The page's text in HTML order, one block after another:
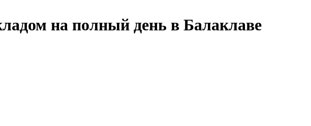
на полный день в Балаклаве